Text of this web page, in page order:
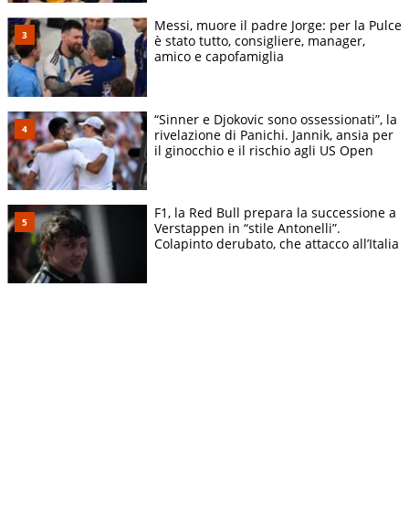
Messi, muore il padre Jorge: per la Pulce
è stato tutto, consigliere, manager,
amico e capofamiglia
“Sinner e Djokovic sono ossessionati”, la
rivelazione di Panichi. Jannik, ansia per
il ginocchio e il rischio agli US Open
F1, la Red Bull prepara la successione a
Verstappen in “stile Antonelli”.
Colapinto derubato, che attacco all’Italia